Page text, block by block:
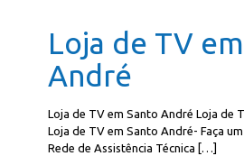
Loja de TV
André
Loja de TV em Santo André Loja de
Loja de TV em Santo André- Faça
Rede de Assistência Técnica […]